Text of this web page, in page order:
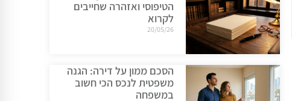
הטיפוסי ואזהרה שחייבים
לקרוא
20/05/26
הסכם ממון על דירה: הגנה
משפטית לנכס הכי חשוב
במשפחה